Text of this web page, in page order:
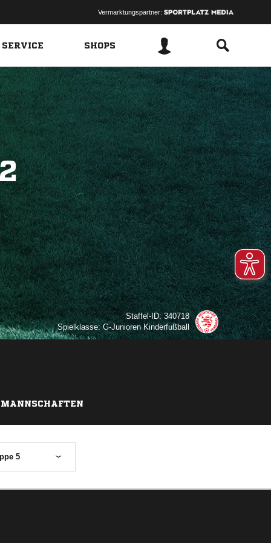
Vermarktungspartner:
SHOPS
Staffel-ID: 340718
Spielklasse: G-Junioren Kinderfußball
MANNSCHAFTEN
5